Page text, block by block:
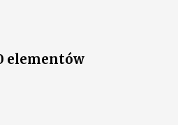
elementów